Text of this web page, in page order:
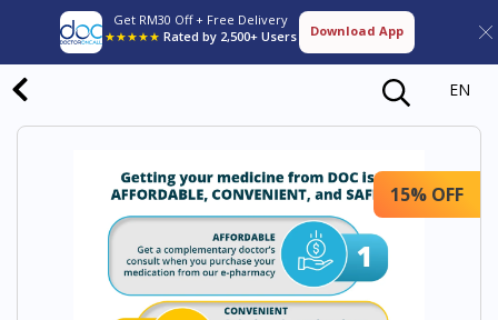
Get RM30 Off + Free Delivery
★★★★★ Rated by 2,500+ Users Download App
EN
15% OFF